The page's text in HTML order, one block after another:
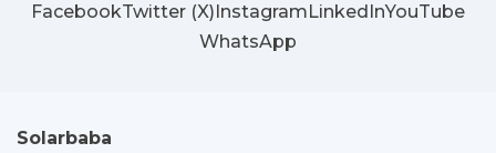
FacebookTwitter (X)InstagramLinkedInYouTube
WhatsApp
Solarbaba